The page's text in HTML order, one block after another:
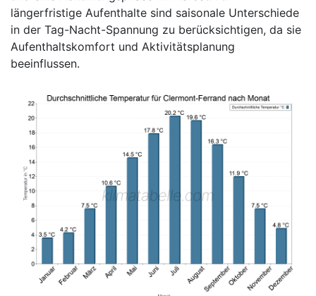
längerfristige Aufenthalte sind saisonale Unterschiede
in der Tag-Nacht-Spannung zu berücksichtigen, da sie
Aufenthaltskomfort und Aktivitätsplanung
beeinflussen.